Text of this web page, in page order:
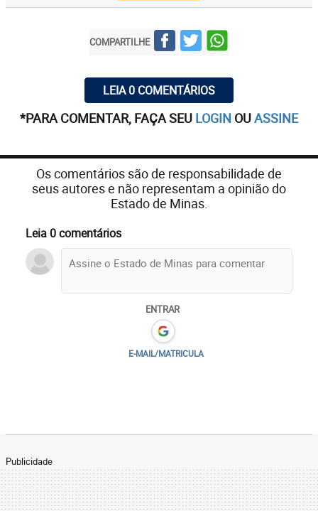
COMPARTILHE
LEIA 0 COMENTÁRIOS
*PARA COMENTAR, FAÇA SEU LOGIN OUASSINE
Os comentários são de responsabilidade de
seus autores e não representam a opinião do
Estado de Minas.
Leia 0 comentários
ENTRAR
E-MAIL/MATRICULA
Publicidade